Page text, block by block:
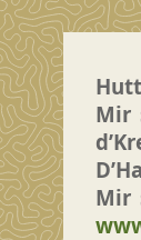
Mir
Mir